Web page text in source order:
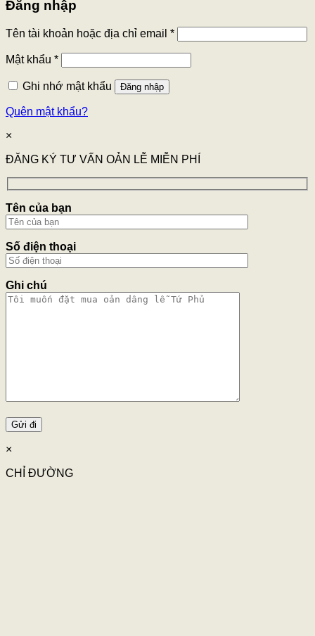
Đăng nhập
Tên tài khoản hoặc địa chỉ email *
Mật khẩu *
Ghi nhớ mật khẩu Đăng nhập
Quên mật khẩu?
×
ĐĂNG KÝ TƯ VẤN OẢN LỄ MIỄN PHÍ
Tên của bạn
Số điện thoại
Ghi chú
×
CHỈ ĐƯỜNG